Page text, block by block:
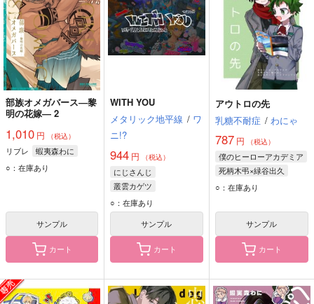
部族オメガバース―黎
明の花嫁― 2
1,010 円 （税込）
リブレ
蝦夷森わに
○：在庫あり
サンプル
カート
WITH YOU
メタリック地平線 / ワ
ニ!?
944 円 （税込）
にじさんじ
叢雲カゲツ
エクス・アルビオ
○：在庫あり
サンプル
カート
アウトロの先
乳糖不耐症 / わにゃ
787円 （税込）
僕のヒーローアカデミア
死柄木弔×緑谷出久
死柄木弔
○：在庫あり
サンプル
カート